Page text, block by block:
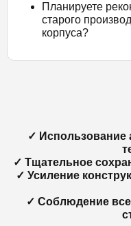
Планируете
старого
корпуса?
✓ Использование
✓ Тщательное
✓ Усиление
✓ Соблюдение